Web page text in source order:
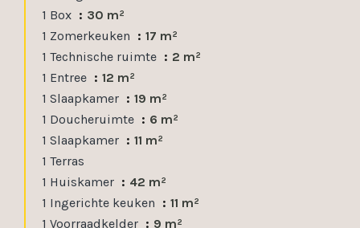
1 Box
30 m²
1 Zomerkeuken
17 m²
1 Technische ruimte
2 m²
1 Entree
12 m²
1 Slaapkamer
19 m²
1 Doucheruimte
6 m²
1 Slaapkamer
11 m²
1 Terras
1 Huiskamer
42 m²
1 Ingerichte keuken
11 m²
1 Voorraadkelder
9 m²